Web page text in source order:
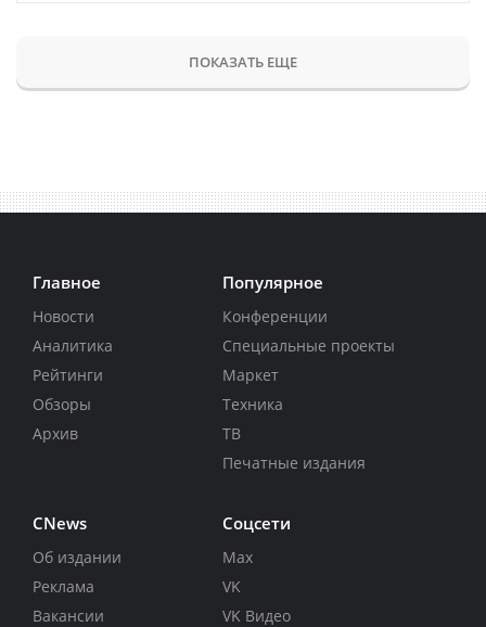
ПОКАЗАТЬ ЕЩЕ
Главное
Новости
Аналитика
Рейтинги
Обзоры
Архив
Популярное
Конференции
Специальные проекты
Маркет
Техника
ТВ
Печатные издания
CNews
Об издании
Реклама
Вакансии
Соцсети
Max
VK
VK Видео